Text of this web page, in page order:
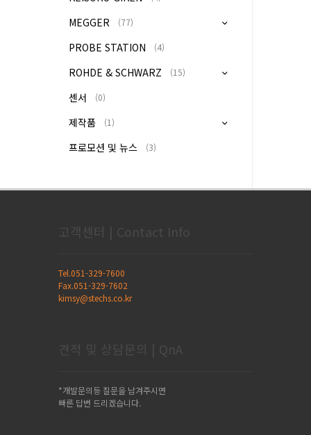
MEGGER (77)
PROBE STATION (4)
ROHDE & SCHWARZ (15)
센서 (0)
제작품 (1)
프로모션 및 뉴스 (3)
고객센터 | Contact Info
Tel.051-329-7600
Fax.051-329-7602
kimsy@stechs.co.kr
견적 및 상담문의 | QnA
*개발문의등 질문을 남겨주시면
빠른 답변 드리겠습니다.